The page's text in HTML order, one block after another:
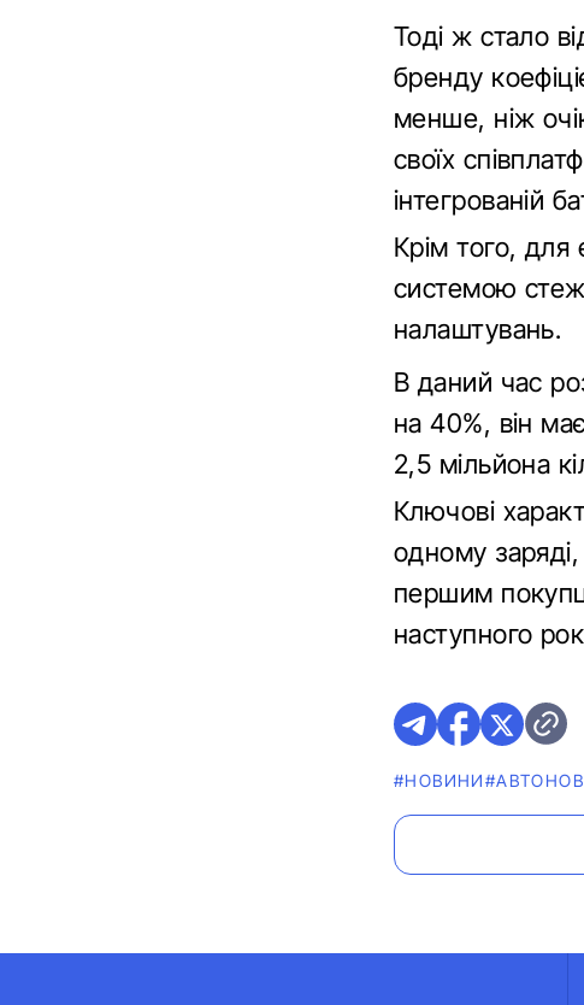
Тоді ж стало
бренду
менше, ніж
своїх
інтегрованій
Крім того, для
системою
налаштувань.
В даний час
на 40%, він
2,5 мільйона
Ключові
одному
першим
наступного
#НОВИНИ